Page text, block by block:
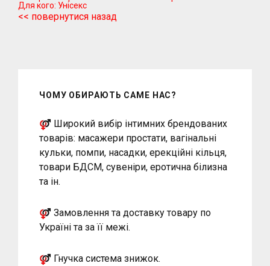
Для кого: Унісекс
<< повернутися назад
ЧОМУ ОБИРАЮТЬ САМЕ НАС?
Широкий вибір інтимних брендованих
товарів: масажери простати, вагінальні
кульки, помпи, насадки, ерекційні кільця,
товари БДСМ, сувеніри, еротична білизна
та ін.
Замовлення та доставку товару по
Україні та за її межі.
Гнучка система знижок.